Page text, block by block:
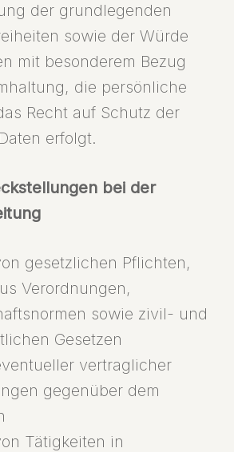
der grundlegenden
sowie der Würde
mit besonderem Bezug
die persönliche
Recht auf Schutz der
erfolgt.
bei der
gesetzlichen Pflichten,
Verordnungen,
sowie zivil- und
Gesetzen
vertraglicher
gegenüber dem
Tätigkeiten in